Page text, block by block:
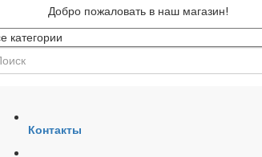
Добро пожаловать в наш магазин!
Контакты